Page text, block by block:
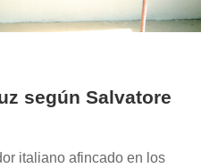
según Salvatore
italiano afincado en los